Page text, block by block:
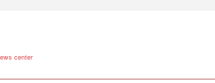
center